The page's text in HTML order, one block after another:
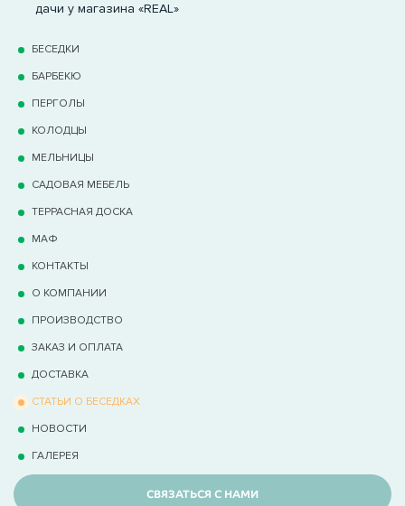
дачи у магазина «REAL»
БЕСЕДКИ
БАРБЕКЮ
ПЕРГОЛЫ
КОЛОДЦЫ
МЕЛЬНИЦЫ
САДОВАЯ МЕБЕЛЬ
ТЕРРАCНАЯ ДОСКА
МАФ
КОНТАКТЫ
О КОМПАНИИ
ПРОИЗВОДСТВО
ЗАКАЗ И ОПЛАТА
ДОСТАВКА
СТАТЬИ О БЕСЕДКАХ
НОВОСТИ
ГАЛЕРЕЯ
СВЯЗАТЬСЯ С НАМИ